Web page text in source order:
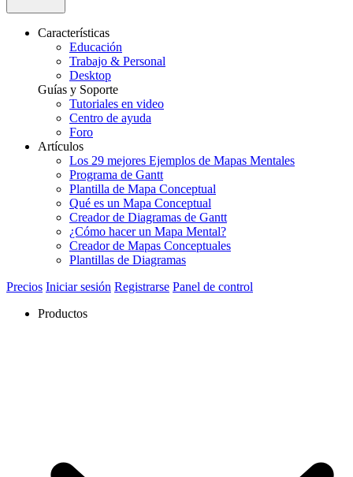
Características
Educación
Trabajo & Personal
Desktop
Guías y Soporte
Tutoriales en video
Centro de ayuda
Foro
Artículos
Los 29 mejores Ejemplos de Mapas Mentales
Programa de Gantt
Plantilla de Mapa Conceptual
Qué es un Mapa Conceptual
Creador de Diagramas de Gantt
¿Cómo hacer un Mapa Mental?
Creador de Mapas Conceptuales
Plantillas de Diagramas
Precios Iniciar sesión Registrarse Panel de control
Productos